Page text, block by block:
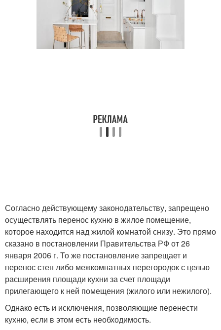
Согласно действующему законодательству, запрещено
осуществлять перенос кухню в жилое помещение,
которое находится над жилой комнатой снизу. Это прямо
сказано в постановлении Правительства РФ от 26
января 2006 г. То же постановление запрещает и
перенос стен либо межкомнатных перегородок с целью
расширения площади кухни за счет площади
прилегающего к ней помещения (жилого или нежилого).
Однако есть и исключения, позволяющие перенести
кухню, если в этом есть необходимость.